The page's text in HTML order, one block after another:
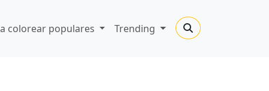
colorear populares Trending